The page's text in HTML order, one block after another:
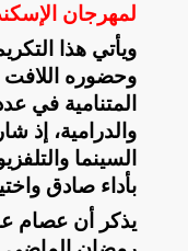
لمهرجان
ويأتي هذا
وحضوره اللافت
المتنامية في
والدرامية، إذ
السينما
بأداء صادق
يذكر أن عصام